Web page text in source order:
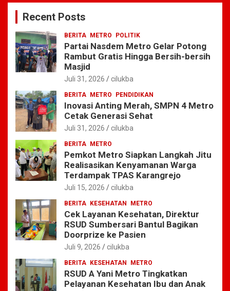
c
Recent Posts
BERITA METRO POLITIK
Partai Nasdem Metro Gelar Potong
Rambut Gratis Hingga Bersih-bersih
Masjid
Juli 31, 2026 cilukba
BERITA METRO PENDIDIKAN
Inovasi Anting Merah, SMPN 4 Metro
Cetak Generasi Sehat
Juli 31, 2026 cilukba
BERITA METRO
Pemkot Metro Siapkan Langkah Jitu
Realisasikan Kenyamanan Warga
Terdampak TPAS Karangrejo
Juli 15, 2026 cilukba
BERITA KESEHATAN METRO
Cek Layanan Kesehatan, Direktur
RSUD Sumbersari Bantul Bagikan
Doorprize ke Pasien
Juli 9, 2026 cilukba
BERITA KESEHATAN METRO
RSUD A Yani Metro Tingkatkan
Pelayanan Kesehatan Ibu dan Anak